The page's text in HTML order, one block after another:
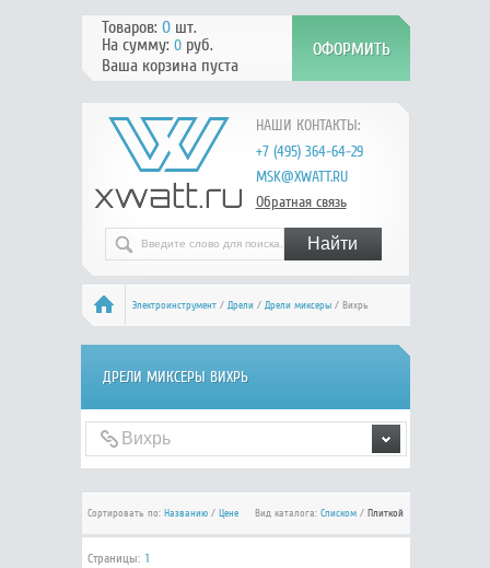
НАШИ КОНТАКТЫ:
+7 (495) 364-64-29
MSK@XWATT.RU
Обратная связь
Товаров: 0шт.
На сумму: 0руб.
Ваша корзина пуста
Электроинструмент/ Дрели/ Дрели миксеры/ Вихрь
ДРЕЛИ МИКСЕРЫ ВИХРЬ
Сортировать по: Названию/ Цене Вид каталога: Списком/ Плиткой
Страницы: 1